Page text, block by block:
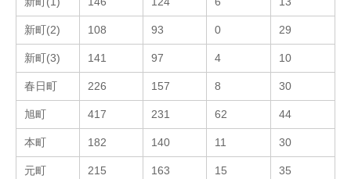
新町(2) 108 93 0 29
新町(3) 141 97 4 10
春日町 226 157 8 30
旭町 417 231 62 44
本町 182 140 11 30
元町 215 163 15 35